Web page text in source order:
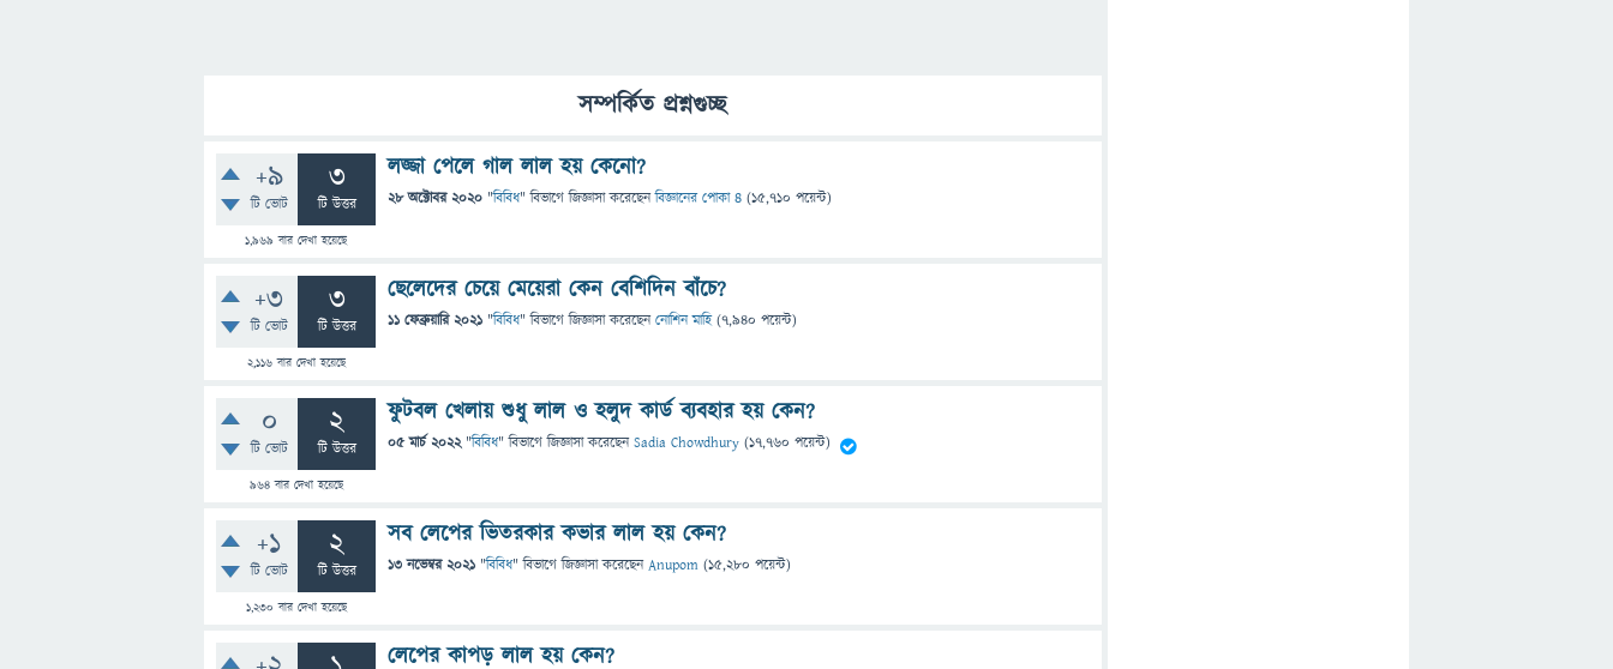
সম্পর্কিত প্রশ্নগুচ্ছ
+9
টি ভোট
3
টি উত্তর
1,969 বার দেখা হয়েছে
লজ্জা পেলে গাল লাল হয় কেনো?
28 অক্টোবর 2020 "বিবিধ" বিভাগে জিজ্ঞাসাকরেছেনবিজ্ঞানের পোকা ৪ (15,710 পয়েন্ট)
+3
টি ভোট
3
টি উত্তর
2,116বার দেখা হয়েছে
ছেলেদের চেয়ে মেয়েরা কেন বেশিদিন বাঁচে?
11 ফেব্রুয়ারি 2021 "বিবিধ" বিভাগে জিজ্ঞাসাকরেছেননোশিন মাহি (7,940 পয়েন্ট)
0
টি ভোট
2
টি উত্তর
964বার দেখা হয়েছে
ফুটবল খেলায় শুধু লাল ও হলুদ কার্ড ব্যবহার হয় কেন?
05 মার্চ 2022 "বিবিধ" বিভাগে জিজ্ঞাসাকরেছেনSadia Chowdhury (17,760 পয়েন্ট)
+1
টি ভোট
2
টি উত্তর
1,230 বার দেখা হয়েছে
সব লেপের ভিতরকার কভার লাল হয় কেন?
13 নভেম্বর 2021 "বিবিধ" বিভাগে জিজ্ঞাসাকরেছেনAnupom (15,280 পয়েন্ট)
লেপের কাপড় লাল হয় কেন?